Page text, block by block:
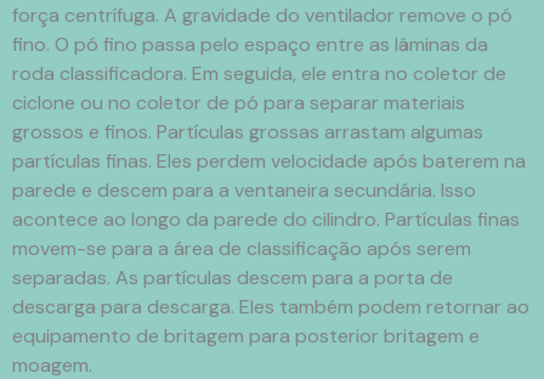
força centrífuga. A gravidade do ventilador remove o pó
fino. O pó fino passa pelo espaço entre as lâminas da
roda classificadora. Em seguida, ele entra no coletor de
ciclone ou no coletor de pó para separar materiais
grossos e finos. Partículas grossas arrastam algumas
partículas finas. Eles perdem velocidade após baterem na
parede e descem para a ventaneira secundária. Isso
acontece ao longo da parede do cilindro. Partículas finas
movem-se para a área de classificação após serem
separadas. As partículas descem para a porta de
descarga para descarga. Eles também podem retornar ao
equipamento de britagem para posterior britagem e
moagem.